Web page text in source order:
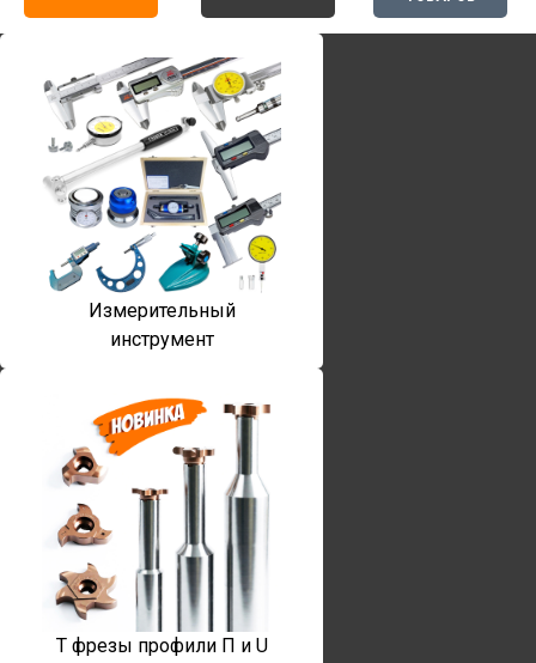
Измерительный
инструмент
T фрезы профили П и U